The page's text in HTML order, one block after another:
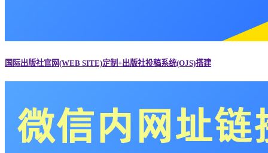
国际出版社官网(WEB SITE)定制+出版社投稿系统(OJS)搭建